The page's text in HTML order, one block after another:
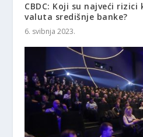
CBDC: Koji su najveći
valuta središnje banke?
6. svibnja 2023.